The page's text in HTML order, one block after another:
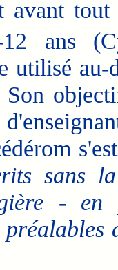
avant
12 ans
utilisé
sans
-